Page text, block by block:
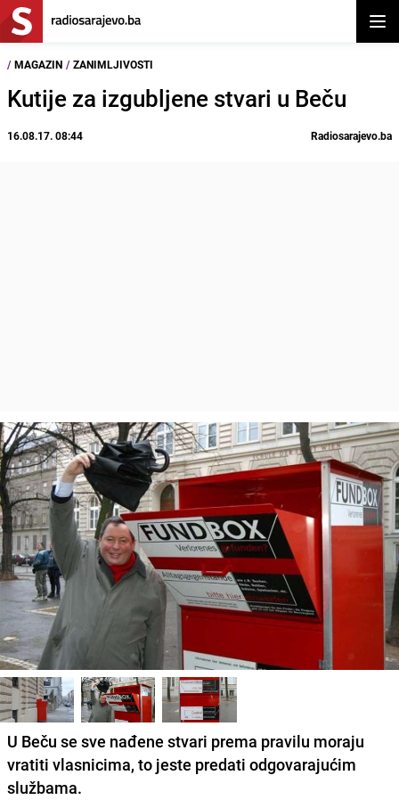
/ MAGAZIN / ZANIMLJIVOSTI
Kutije za izgubljene stvari u Beču
16.08.17. 08:44 Radiosarajevo.ba
U Beču se sve nađene stvari prema pravilu moraju
vratiti vlasnicima, to jeste predati odgovarajućim
službama.